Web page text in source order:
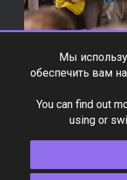
Мы
обеспечить вам
You can find out
using or